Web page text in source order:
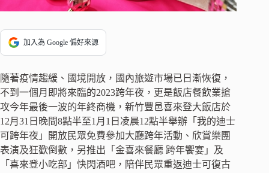
加入為 Google 偏好來源
隨著疫情趨緩、國境開放，國內旅遊市場已日漸恢復，
不到一個月即將來臨的2023跨年夜，更是飯店餐飲業搶
攻今年最後一波的年終商機，新竹豐邑喜來登大飯店於
12月31日晚間8點半至1月1日凌晨12點半舉辦「我的迪士
可跨年夜」開放民眾免費參加大廳跨年活動、欣賞樂團
表演及狂歡倒數，另推出「金喜來餐廳 跨年饗宴」及
「喜來登小吃部」快閃酒吧，陪伴民眾重返迪士可復古